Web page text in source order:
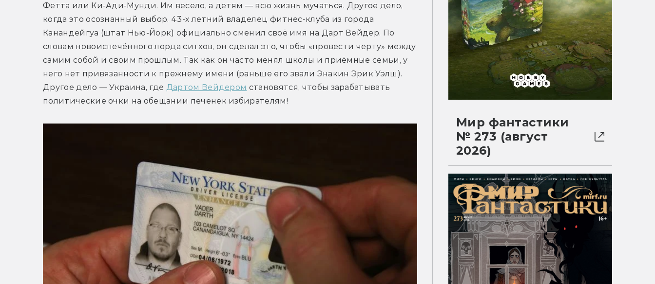
Фетта или Ки-Ади-Мунди. Им весело, а детям — всю жизнь мучаться. Другое дело,
когда это осознанный выбор. 43-х летний владелец фитнес-клуба из города
Канандейгуа (штат Нью-Йорк) официально сменил своё имя на Дарт Вейдер. По
словам новоиспечённого лорда ситхов, он сделал это, чтобы «провести черту» между
самим собой и своим прошлым. Так как он часто менял школы и приёмные семьи, у
него нет привязанности к прежнему имени (раньше его звали Энакин Эрик Уэлш).
Другое дело — Украина, где Дартом Вейдером становятся, чтобы зарабатывать
политические очки на обещании печенек избирателям!
Мир фантастики
№ 273 (август
2026)